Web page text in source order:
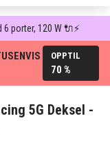
6 porter, 120 W 🔌⚡
OPPTIL
70 %
5G Deksel -